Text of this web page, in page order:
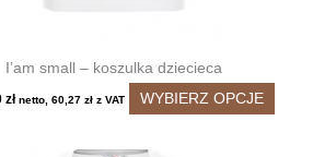
I’am small – koszulka dziecieca
zł netto, 60,27 złz VAT WYBIERZ OPCJE